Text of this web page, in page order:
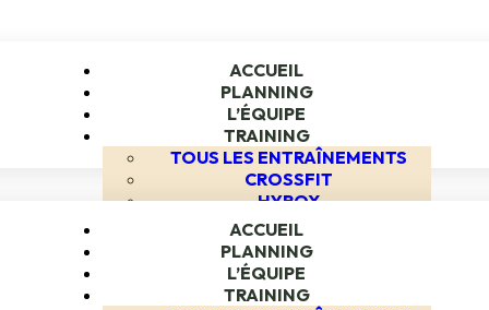
ACCUEIL
PLANNING
L’ÉQUIPE
TRAINING
TOUS LES ENTRAÎNEMENTS
CROSSFIT
HYROX
COACHING SPORTIF ENTREPRISE
FAQ
TARIFS
ACCUEIL
PLANNING
L’ÉQUIPE
TRAINING